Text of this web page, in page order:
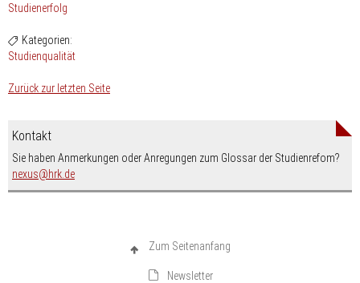
Studienerfolg
Kategorien:
Studienqualität
Zurück zur letzten Seite
Kontakt
Sie haben Anmerkungen oder Anregungen zum Glossar der Studienrefom?
nexus
nospam-
hrk.de
Zum Seitenanfang
Newsletter